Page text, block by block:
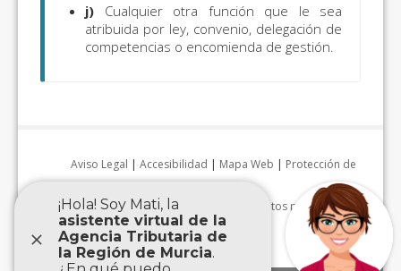
j) Cualquier otra función que le sea
atribuida por ley, convenio, delegación de
competencias o encomienda de gestión.
Aviso Legal | Accesibilidad | Mapa Web | Protección de
datos personales|